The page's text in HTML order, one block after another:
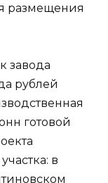
размещения
завода
рублей
готовой
в